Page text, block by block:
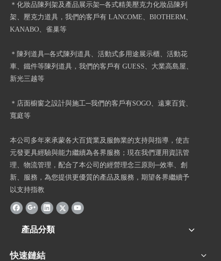
＊化妝品陳列架及產品展示架─各式精美壓克力化妝品陳列
架、壓克力道具，我們的客戶有 LANCOME、BIOTHERM、
KANABO、雀巢等
＊陳列道具─各式陳列道具、活動式多用途展示櫃、活動花
車、鐵件等陳列道具，我們的客戶有 GUESS、大業高島屋、
新光三越等
＊店面櫥窗之設計與施工─我們的客戶有SOGO、遠東百貨、
寬庭等
本公司多年來承蒙各大百貨業及服飾業的支持與指導，使吉
元發更具經驗與能力繼續為各界服務；現在我們運用資訊管
理、物流管理，配合了本公司的經營理念三原則─效率、創
新、服務，為您提供更優質的產品及服務，期望各界繼續予
以支持指教
產品分類
快速鏈結